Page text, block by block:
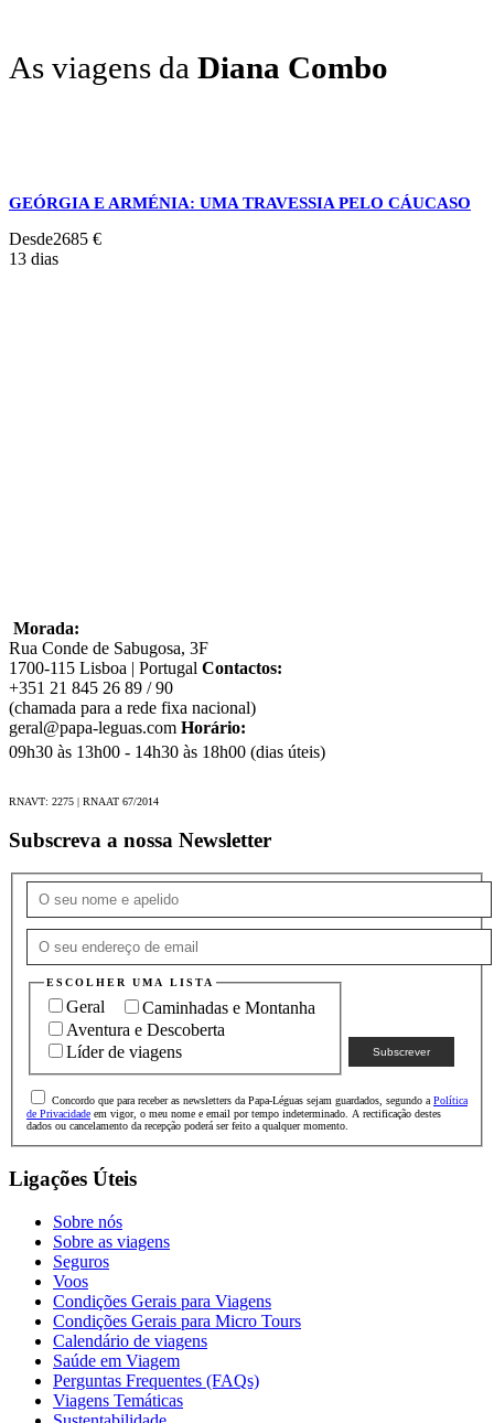
As viagens da Diana Combo
GEÓRGIA E ARMÉNIA: UMA TRAVESSIA PELO CÁUCASO
Desde2685 €
13 dias
Morada:
Rua Conde de Sabugosa, 3F
1700-115 Lisboa | Portugal Contactos:
+351 21 845 26 89 / 90
(chamada para a rede fixa nacional)
geral@papa-leguas.com Horário:
09h30 às 13h00 - 14h30 às 18h00 (dias úteis)
RNAVT: 2275 | RNAAT 67/2014
Subscreva a nossa Newsletter
ESCOLHER UMA LISTA
Geral
Caminhadas e Montanha
Aventura e Descoberta
Líder de viagens
Concordo que para receber as newsletters da Papa-Léguas sejam guardados, segundo a Política
de Privacidade em vigor, o meu nome e email por tempo indeterminado. A rectificação destes
dados ou cancelamento da recepção poderá ser feito a qualquer momento.
Ligações Úteis
Sobre nós
Sobre as viagens
Seguros
Voos
Condições Gerais para Viagens
Condições Gerais para Micro Tours
Calendário de viagens
Saúde em Viagem
Perguntas Frequentes (FAQs)
Viagens Temáticas